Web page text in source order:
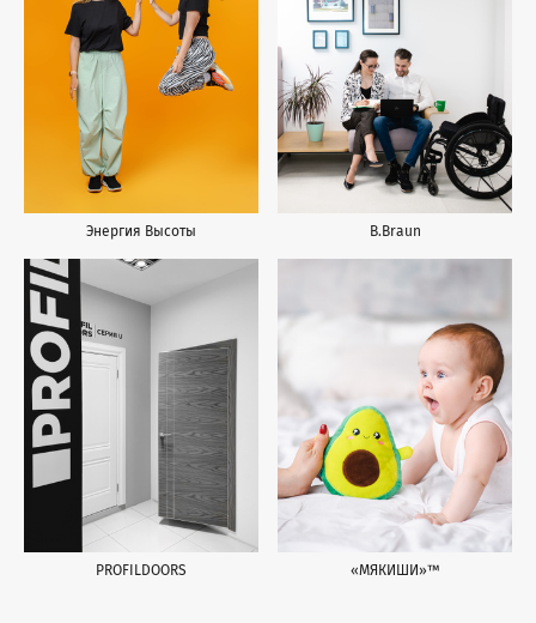
Энергия Высоты B.Braun
PROFILDOORS «МЯКИШИ»™